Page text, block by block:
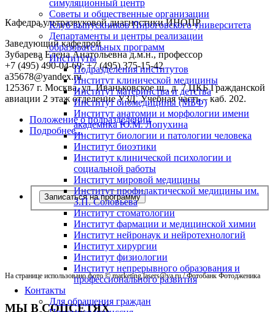
симуляционный центр
Советы и общественные организации
Клуб выпускников Пироговского университета
Департаменты и центры реализации
образовательных программ
Институты
Подразделения институтов
Институт клинической медицины
Институт материнства и детства
Институт биомедицины (МБФ)
Институт анатомии и морфологии имени
академика Ю.М. Лопухина
Институт биологии и патологии человека
Институт биоэтики
Институт клинической психологии и
социальной работы
Институт мировой медицины
Институт профилактической медицины им.
З.П. Соловьева
Институт стоматологии
Институт фармации и медицинской химии
Институт нейронаук и нейротехнологий
Институт хирургии
Институт физиологии
Институт непрерывного образования и
профессионального развития
Контакты
Для обращения граждан
Кафедра ультразвуковой диагностики ИНОПР
Заведующий кафедрой
Зубарева Елена Анатольевнад.м.н., профессор
+7 (495) 490-04-69; +7 (495) 375-15-42
a35678@yandex.ru
125367 г. Москва, ул. Иваньковское ш., д. 7 ЦКБ Гражданской
авиации 2 этаж отделение УЗД. Учебная часть – каб. 202.
Положение о подразделении
Подробнее...
Записаться на программу
На странице использовано фото © marketing.lasers@ya.ru/ Фотобанк Фотодженика
МЫ В СОЦСЕТЯХ